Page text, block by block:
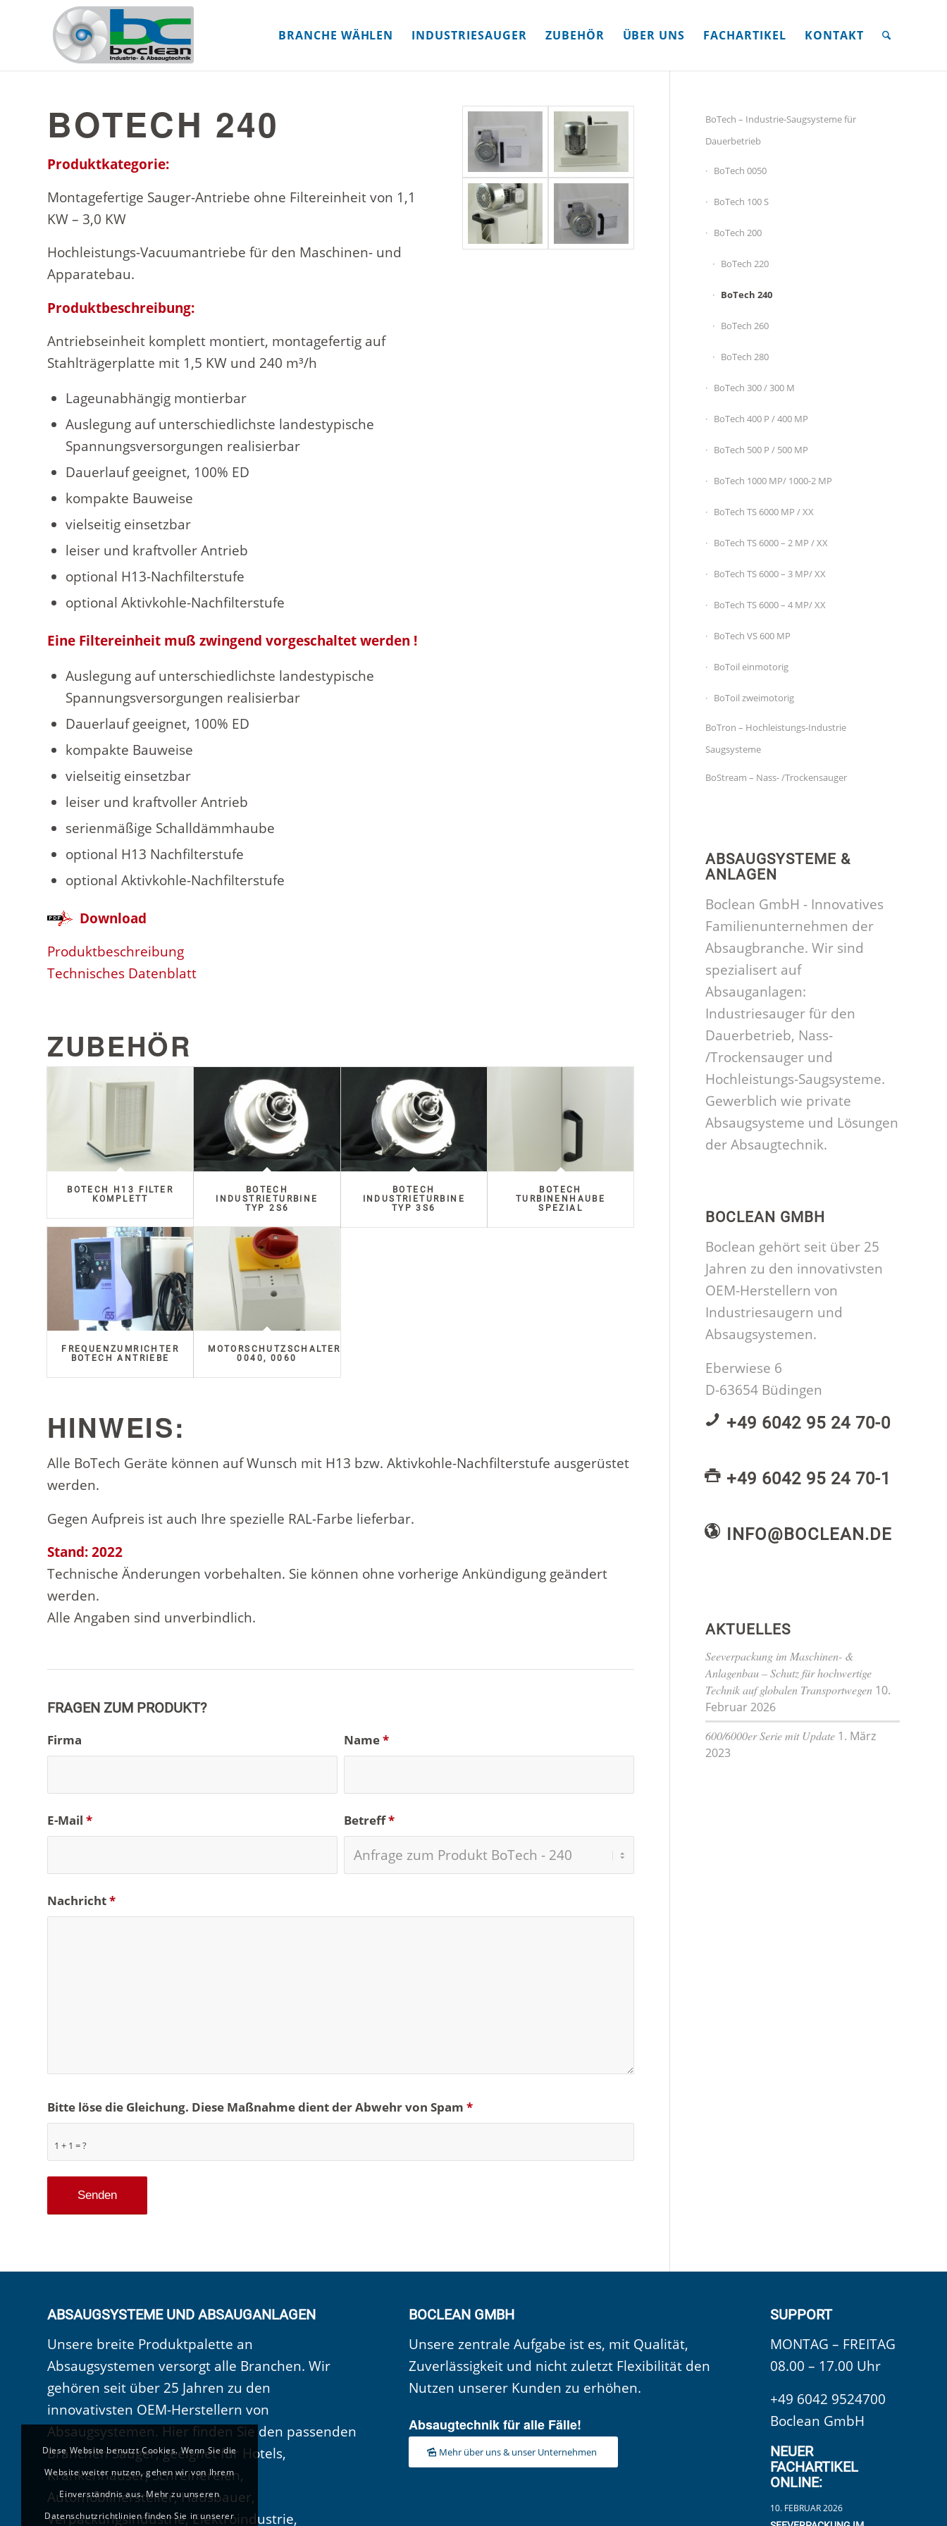
BRANCHE WÄHLEN INDUSTRIESAUGER ZUBEHÖR ÜBER UNS FACHARTIKEL KONTAKT
BOTECH 240
Produktkategorie:
Montagefertige Sauger-Antriebe ohne Filtereinheit von 1,1
KW – 3,0 KW
Hochleistungs-Vacuumantriebe für den Maschinen- und
Apparatebau.
Produktbeschreibung:
Antriebseinheit komplett montiert, montagefertig auf
Stahlträgerplatte mit 1,5 KW und 240 m³/h
Lageunabhängig montierbar
Auslegung auf unterschiedlichste landestypische
Spannungsversorgungen realisierbar
Dauerlauf geeignet, 100% ED
kompakte Bauweise
vielseitig einsetzbar
leiser und kraftvoller Antrieb
optional H13-Nachfilterstufe
optional Aktivkohle-Nachfilterstufe
Eine Filtereinheit muß zwingend vorgeschaltet werden !
Auslegung auf unterschiedlichste landestypische
Spannungsversorgungen realisierbar
Dauerlauf geeignet, 100% ED
kompakte Bauweise
vielseitig einsetzbar
leiser und kraftvoller Antrieb
serienmäßige Schalldämmhaube
optional H13 Nachfilterstufe
optional Aktivkohle-Nachfilterstufe
Download
Produktbeschreibung
Technisches Datenblatt
ZUBEHÖR
BOTECH H13 FILTER
KOMPLETT
BOTECH
INDUSTRIETURBINE
TYP 2S6
BOTECH
INDUSTRIETURBINE
TYP 3S6
BOTECH
TURBINENHAUBE
SPEZIAL
FREQUENZUMRICHTER
BOTECH ANTRIEBE
MOTORSCHUTZSCHALTER
0040, 0060
HINWEIS:
Alle BoTech Geräte können auf Wunsch mit H13 bzw. Aktivkohle-Nachfilterstufe ausgerüstet
werden.
Gegen Aufpreis ist auch Ihre spezielle RAL-Farbe lieferbar.
Stand: 2022
Technische Änderungen vorbehalten. Sie können ohne vorherige Ankündigung geändert
werden.
Alle Angaben sind unverbindlich.
FRAGEN ZUM PRODUKT?
Firma
Name*
E-Mail * Betreff*
Nachricht*
1 + 1 = ?
Bitte löse die Gleichung. Diese Maßnahme dient der Abwehr von Spam *
BoTech – Industrie-Saugsysteme für
Dauerbetrieb
BoTech 0050
BoTech 100 S
BoTech 200
BoTech 220
BoTech 240
BoTech 260
BoTech 280
BoTech 300 / 300 M
BoTech 400 P / 400 MP
BoTech 500 P / 500 MP
BoTech 1000 MP/ 1000-2 MP
BoTech TS 6000 MP / XX
BoTech TS 6000 – 2 MP / XX
BoTech TS 6000 – 3 MP/ XX
BoTech TS 6000 – 4 MP/ XX
BoTech VS 600 MP
BoToil einmotorig
BoToil zweimotorig
BoTron – Hochleistungs-Industrie
Saugsysteme
BoStream – Nass- /Trockensauger
ABSAUGSYSTEME &
ANLAGEN
Boclean GmbH - Innovatives
Familienunternehmen der
Absaugbranche. Wir sind
spezialisert auf
Absauganlagen:
Industriesauger für den
Dauerbetrieb, Nass-
/Trockensauger und
Hochleistungs-Saugsysteme.
Gewerblich wie private
Absaugsysteme und Lösungen
der Absaugtechnik.
BOCLEAN GMBH
Boclean gehört seit über 25
Jahren zu den innovativsten
OEM-Herstellern von
Industriesaugern und
Absaugsystemen.
Eberwiese 6
D-63654 Büdingen
+49 6042 95 24 70-0
+49 6042 95 24 70-1
INFO@BOCLEAN.DE
AKTUELLES
Seeverpackung im Maschinen- &
Anlagenbau – Schutz für hochwertige
Technik auf globalen Transportwegen 10.
Februar 2026
600/6000er Serie mit Update 1. März
2023
ABSAUGSYSTEME UND ABSAUGANLAGEN
Unsere breite Produktpalette an
Absaugsystemen versorgt alle Branchen. Wir
gehören seit über 25 Jahren zu den
innovativsten OEM-Herstellern von
Absaugsystemen. Hier finden Sie den passenden
Branchen Sauger, geeignet für Hotels,
Krankenhäuser, Schreinereien,
Automobilhersteller, Hausbauer,
Verpackungsindustrie, Elektroindustrie,
BOCLEAN GMBH
Unsere zentrale Aufgabe ist es, mit Qualität,
Zuverlässigkeit und nicht zuletzt Flexibilität den
Nutzen unserer Kunden zu erhöhen.
Absaugtechnik für alle Fälle!
Mehr über uns & unser Unternehmen
SUPPORT
MONTAG – FREITAG
08.00 – 17.00 Uhr
+49 6042 9524700
Boclean GmbH
NEUER
FACHARTIKEL
ONLINE:
10. FEBRUAR 2026
Diese Website benutzt Cookies. Wenn Sie die
Website weiter nutzen, gehen wir von Ihrem
Einverständnis aus. Mehr zu unseren
Datenschutzrichtlinien finden Sie in unserer